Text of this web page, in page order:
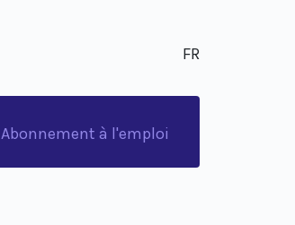
FR
Abonnement à l'emploi